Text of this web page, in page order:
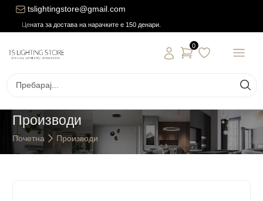
tslightingstore@gmail.com
Цената за достава на нарачките е 150 денари.
0
Производи
Почетна Производи